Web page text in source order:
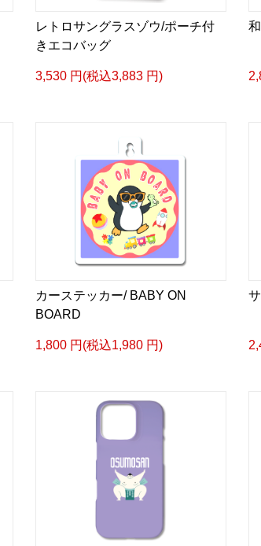
レトロサングラスゾウ/ポーチ付
きエコバッグ
3,530 円(税込3,883 円)
カーステッカー/ BABY ON
BOARD
1,800 円(税込1,980 円)